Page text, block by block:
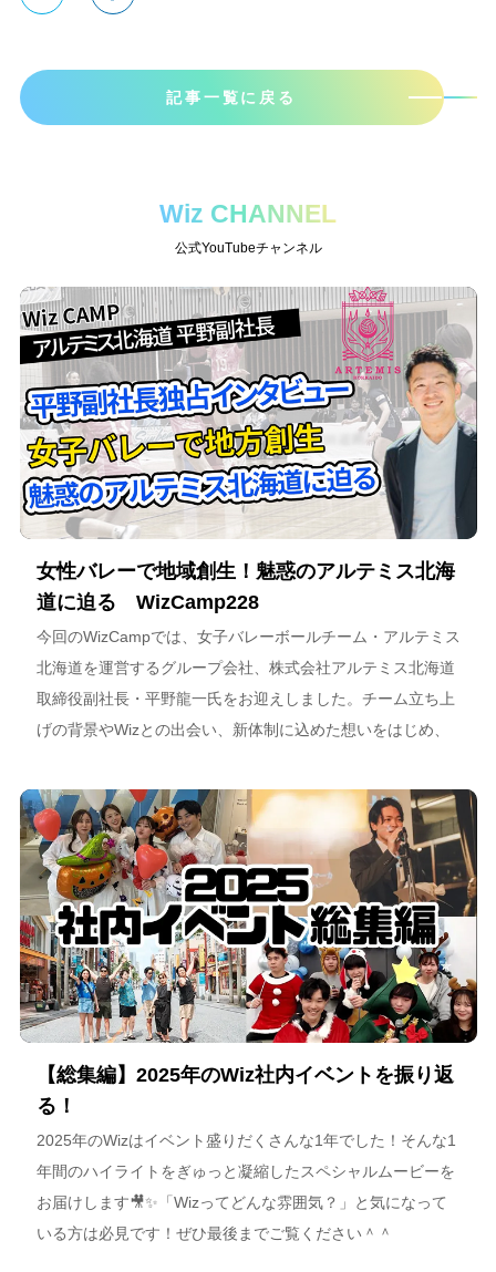
記事一覧に戻る
Wiz CHANNEL
公式YouTubeチャンネル
女性バレーで地域創生！魅惑のアルテミス北海
道に迫る WizCamp228
今回のWizCampでは、女子バレーボールチーム・アルテミス
北海道を運営するグループ会社、株式会社アルテミス北海道
取締役副社長・平野龍一氏をお迎えしました。チーム立ち上
げの背景やWizとの出会い、新体制に込めた想いをはじめ、
海道が描く今後のビジョンについて語っています。
【総集編】2025年のWiz社内イベントを振り返
る！
2025年のWizはイベント盛りだくさんな1年でした！そんな1
年間のハイライトをぎゅっと凝縮したスペシャルムービーを
お届けします🎥✨「Wizってどんな雰囲気？」と気になって
いる方は必見です！ぜひ最後までご覧ください＾＾